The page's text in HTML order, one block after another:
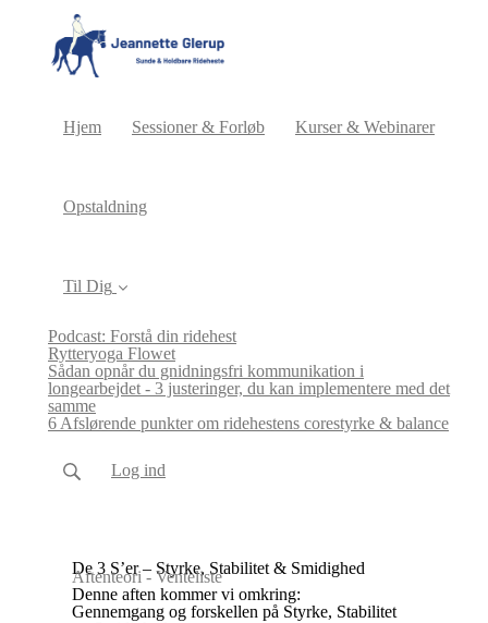
Hjem Sessioner & Forløb Kurser & Webinarer
Opstaldning
Til Dig
Podcast: Forstå din ridehest
Rytteryoga Flowet
Sådan opnår du gnidningsfri kommunikation i
longearbejdet - 3 justeringer, du kan implementere med det
samme
6 Afslørende punkter om ridehestens corestyrke & balance
Log ind
De 3 S’er – Styrke, Stabilitet & Smidighed
Aftenteori - Venteliste
Denne aften kommer vi omkring:
Gennemgang og forskellen på Styrke, Stabilitet